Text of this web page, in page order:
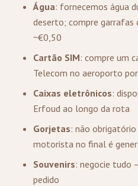
Água: fornecemos água
deserto; compre garrafas
~€0,50
Cartão SIM: compre um
Telecom no aeroporto
Caixas eletrônicos:
Erfoud ao longo da rota
Gorjetas: não
motorista no final é
Souvenirs: negocie tudo
pedido